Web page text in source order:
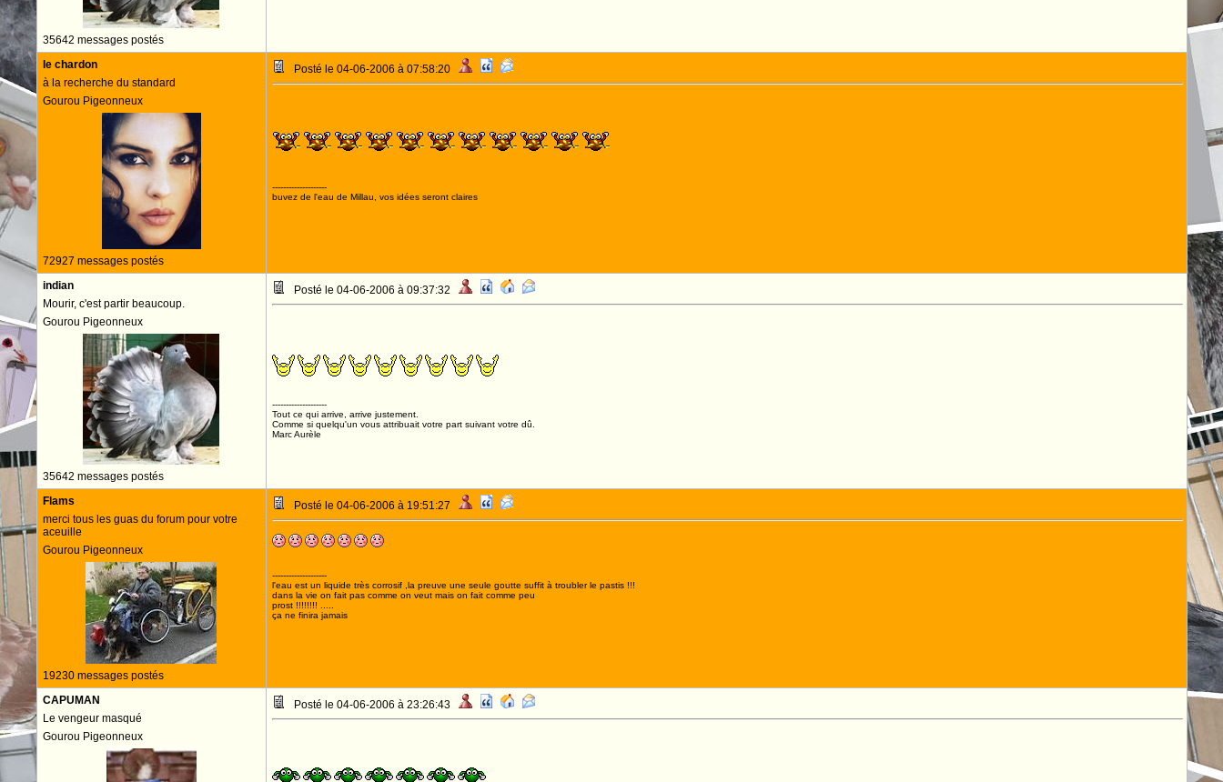
35642 messages postés
le chardon
à la recherche du standard
Gourou Pigeonneux
72927 messages postés
Posté le 04-06-2006 à 07:58:20
--------------------
buvez de l'eau de Millau, vos idées seront claires
indian
Mourir, c'est partir beaucoup.
Gourou Pigeonneux
35642 messages postés
Posté le 04-06-2006 à 09:37:32
--------------------
Tout ce qui arrive, arrive justement.
Comme si quelqu'un vous attribuait votre part suivant votre dû.
Marc Aurèle
Flams
merci tous les guas du forum pour votre
aceuille
Gourou Pigeonneux
19230 messages postés
Posté le 04-06-2006 à 19:51:27
--------------------
l'eau est un liquide très corrosif ,la preuve une seule goutte suffit à troubler le pastis !!!
dans la vie on fait pas comme on veut mais on fait comme peu
prost !!!!!!!! .....
ça ne finira jamais
CAPUMAN
Le vengeur masqué
Gourou Pigeonneux
Posté le 04-06-2006 à 23:26:43